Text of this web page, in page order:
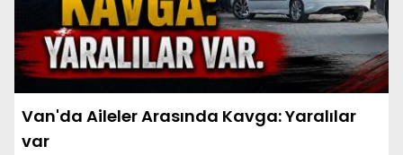
Van'da Aileler Arasında Kavga: Yaralılar
var